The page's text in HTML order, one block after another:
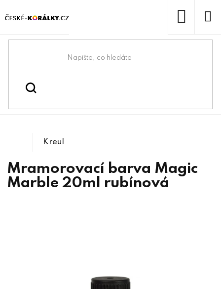
na
Domů
Kreativní tvoření
Mramorovací barva Magic
Marble 20ml rubínová
Kreul